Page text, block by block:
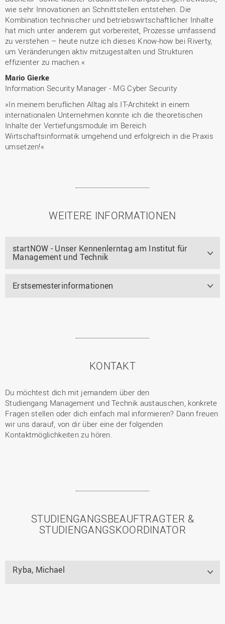
wie sehr Innovationen an Schnittstellen entstehen. Die
Kombination technischer und betriebswirtschaftlicher Inhalte
hat mich unter anderem gut vorbereitet, Prozesse umfassend
zu verstehen – heute nutze ich dieses Know-how bei Riverty,
um Veränderungen aktiv mitzugestalten und Strukturen
effizienter zu machen.«
Mario Gierke
Information Security Manager - MG Cyber Security
»In meinem beruflichen Alltag als IT-Architekt in einem
internationalen Unternehmen konnte ich die theoretischen
Inhalte der Vertiefungsmodule im Bereich
Wirtschaftsinformatik umgehend und erfolgreich in die Praxis
umsetzen!«
WEITERE INFORMATIONEN
startNOW - Unser Kennenlerntag am Institut für
Management und Technik
Erstsemesterinformationen
KONTAKT
Du möchtest dich mit jemandem über den
Studiengang Management und Technik austauschen, konkrete
Fragen stellen oder dich einfach mal informieren? Dann freuen
wir uns darauf, von dir über eine der folgenden
Kontaktmöglichkeiten zu hören.
STUDIENGANGSBEAUFTRAGTER &
STUDIENGANGSKOORDINATOR
Ryba, Michael